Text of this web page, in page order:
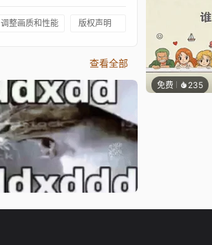
调整画质和性能 版权声明
查看全部
免费 235